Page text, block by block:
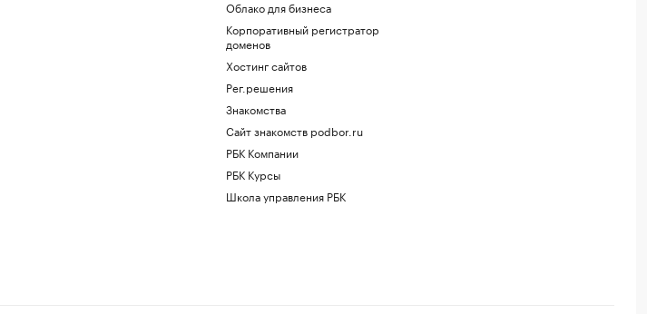
Облако для бизнеса
Корпоративный регистратор
доменов
Хостинг сайтов
Рег.решения
Знакомства
Сайт знакомств podbor.ru
РБК Компании
РБК Курсы
Школа управления РБК